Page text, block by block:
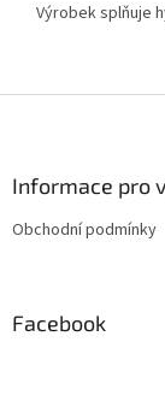
Výrobek splňuje
Informace pro
Obchodní podmínky
Facebook